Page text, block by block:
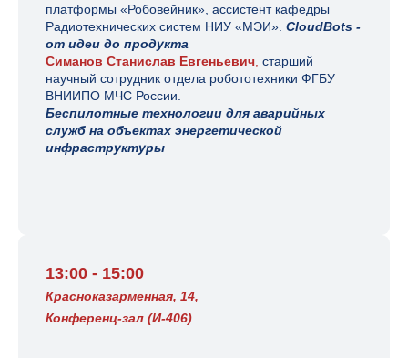
платформы «Робовейник», ассистент кафедры
Радиотехнических систем НИУ «МЭИ». CloudBots -
от идеи до продукта
Симанов Станислав Евгеньевич старший
научный сотрудник отдела робототехники ФГБУ
ВНИИПО МЧС России
Беспилотные технологии для аварийных
служб на объектах энергетической
инфраструктуры
13:00 - 15:00
Красноказарменная, 14,
Конференц-зал (И-406)